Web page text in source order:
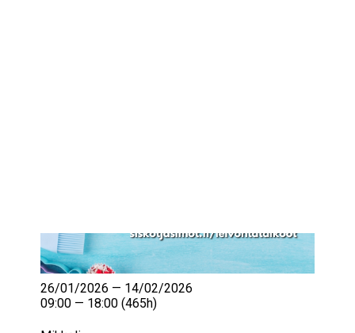
26/01/2026 — 14/02/2026
09:00 — 18:00 (465h)